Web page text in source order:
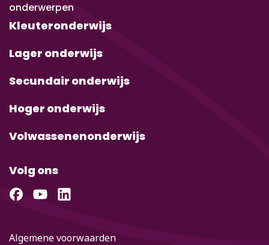
onderwerpen
Kleuteronderwijs
Lager onderwijs
Secundair onderwijs
Hoger onderwijs
Volwassenenonderwijs
Volg ons
Algemene voorwaarden